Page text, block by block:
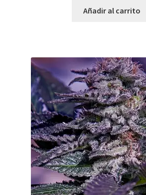
Añadir al carrito